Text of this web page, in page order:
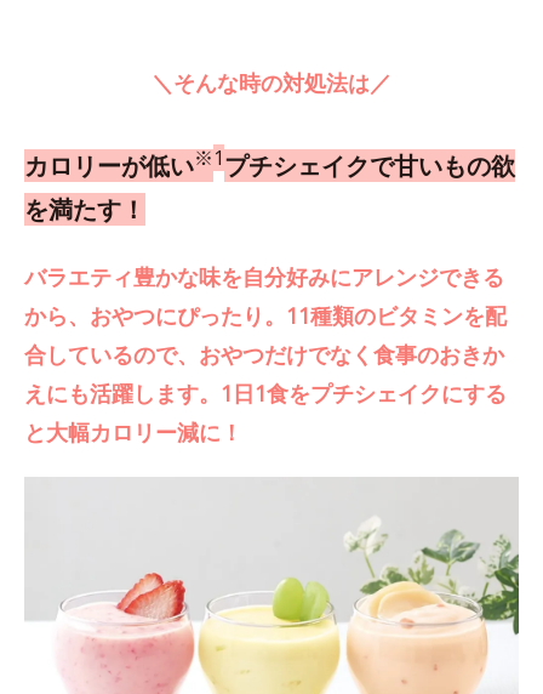
＼そんな時の対処法は／
カロリーが低い※1プチシェイクで甘いもの欲
を満たす！
バラエティ豊かな味を自分好みにアレンジできる
から、おやつにぴったり。11種類のビタミンを配
合しているので、おやつだけでなく食事のおきか
えにも活躍します。1日1食をプチシェイクにする
と大幅カロリー減に！